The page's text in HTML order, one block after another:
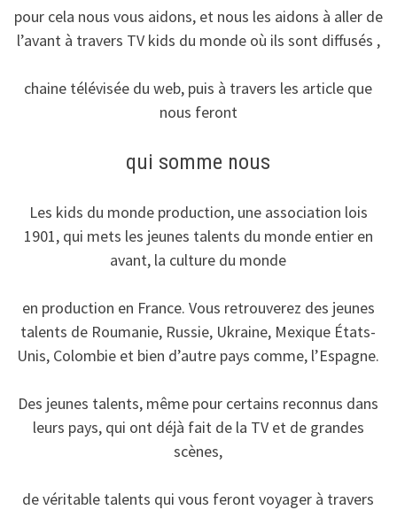
pour cela nous vous aidons, et nous les aidons à aller de
l’avant à travers TV kids du monde où ils sont diffusés ,
chaine télévisée du web, puis à travers les article que
nous feront
qui somme nous
Les kids du monde production, une association lois
1901, qui mets les jeunes talents du monde entier en
avant, la culture du monde
en production en France. Vous retrouverez des jeunes
talents de Roumanie, Russie, Ukraine, Mexique États-
Unis, Colombie et bien d’autre pays comme, l’Espagne.
Des jeunes talents, même pour certains reconnus dans
leurs pays, qui ont déjà fait de la TV et de grandes
scènes,
de véritable talents qui vous feront voyager à travers